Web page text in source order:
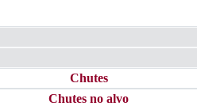
Chutes
Chutes no alvo